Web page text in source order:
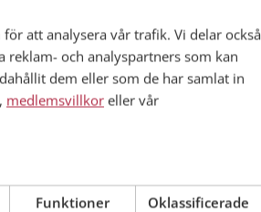
att analysera vår trafik. Vi delar också
och analyspartners som kan
dem eller som de har samlat in
, medlemsvillkor eller vår
Funktioner Oklassificerade